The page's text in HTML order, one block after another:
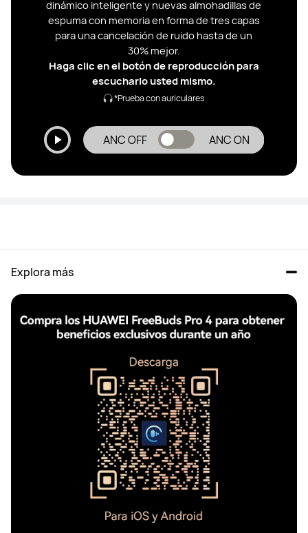
dinámico inteligente y nuevas almohadillas de
espuma con memoria en forma de tres capas
para una cancelación de ruido hasta de un
30% mejor.
Haga clic en el botón de reproducción para
escucharlo usted mismo.
*Prueba con auriculares
ANC OFF ANC ON
Explora más